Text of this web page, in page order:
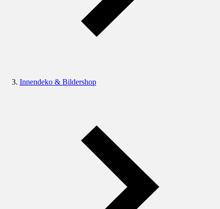
Innendeko & Bildershop